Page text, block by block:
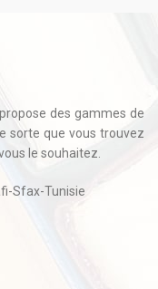
des gammes de
sorte que vous trouvez
le souhaitez.
Sfax-Tunisie